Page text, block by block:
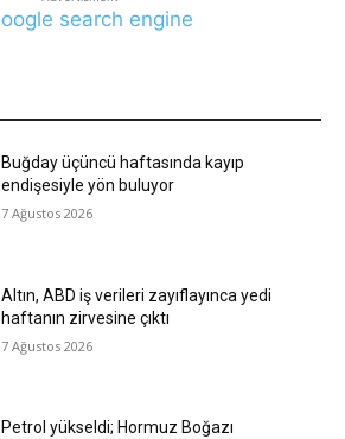
Buğday üçüncü haftasında kayıp
endişesiyle yön buluyor
7 Ağustos 2026
Altın, ABD iş verileri zayıflayınca yedi
haftanın zirvesine çıktı
7 Ağustos 2026
Petrol yükseldi; Hormuz Boğazı